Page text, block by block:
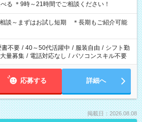
▼5h～シフト選べる ＊9時～21時間でご相談ください！
談～まずはお試し短期 ＊長期もご紹介可能
書不要 / 40～50代活躍中 / 服装自由 / シフト勤
量募集 / 電話対応なし / パソコンスキル不要
応募する 詳細へ
掲載日：2026.08.08